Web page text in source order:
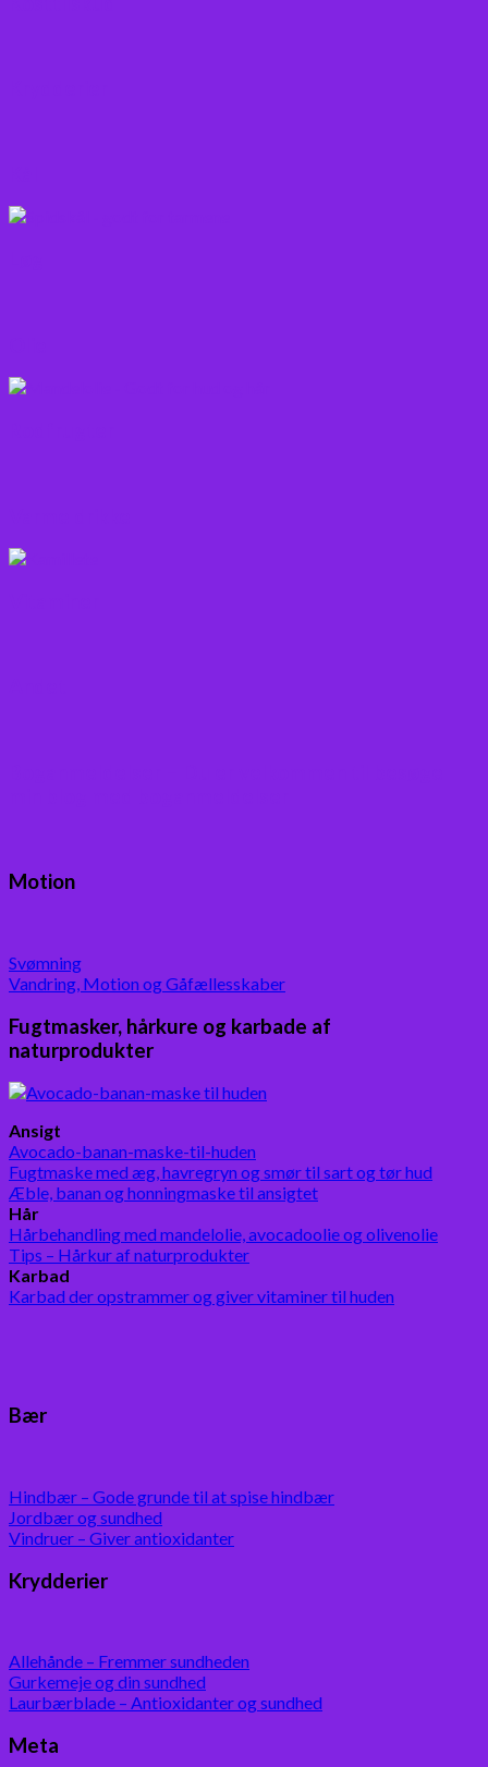
Motion
Svømning
Vandring, Motion og Gåfællesskaber
Fugtmasker, hårkure og karbade af
naturprodukter
Ansigt
Avocado-banan-maske-til-huden
Fugtmaske med æg, havregryn og smør til sart og tør hud
Æble, banan og honningmaske til ansigtet
Hår
Hårbehandling med mandelolie, avocadoolie og olivenolie
Tips – Hårkur af naturprodukter
Karbad
Karbad der opstrammer og giver vitaminer til huden
Bær
Hindbær – Gode grunde til at spise hindbær
Jordbær og sundhed
Vindruer – Giver antioxidanter
Krydderier
Allehånde – Fremmer sundheden
Gurkemeje og din sundhed
Laurbærblade – Antioxidanter og sundhed
Meta